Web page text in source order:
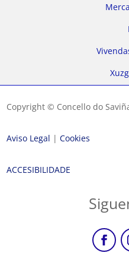
Copyright © Concello do
Aviso Legal |Cookies
ACCESIBILIDADE